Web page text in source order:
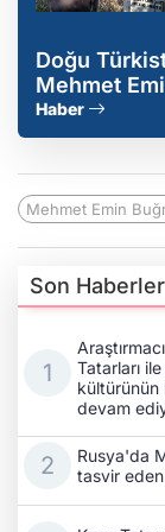
Doğu
Mehmet
Haber
Mehmet Emin
Son Haberler
Tatarları
kültürünün
devam
Rusya'da
tasvir